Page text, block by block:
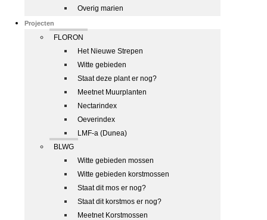
Overig marien
Projecten
FLORON
Het Nieuwe Strepen
Witte gebieden
Staat deze plant er nog?
Meetnet Muurplanten
Nectarindex
Oeverindex
LMF-a (Dunea)
BLWG
Witte gebieden mossen
Witte gebieden korstmossen
Staat dit mos er nog?
Staat dit korstmos er nog?
Meetnet Korstmossen